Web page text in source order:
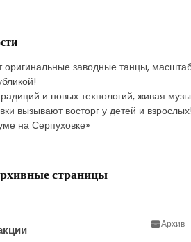
оригинальные заводные танцы,
и новых технологий, живая
вызывают восторг у детей и взрослых!
на Серпуховке»
страницы
Архив